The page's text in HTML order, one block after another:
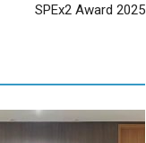
SPEx2 Award 2025